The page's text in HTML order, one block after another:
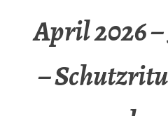
April 2026 –
–